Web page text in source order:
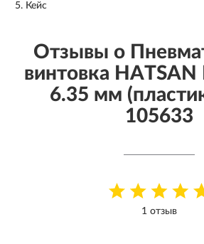
Кейс
Отзывы о
винтовка HATSAN
6.35 мм
105633
1 отзыв